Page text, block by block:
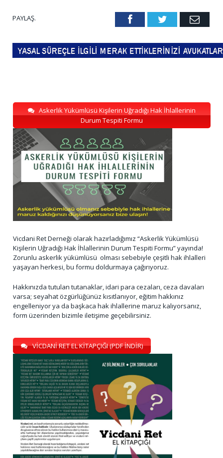
PAYLAŞ. FacebookTwitter Email
Askerlik Yükümlüsü Kişilerin Uğradığı Hak İhlallerinin
Durum Tespiti Formu
Vicdani Ret Derneği olarak hazırladığımız “Askerlik Yükümlüsü
Kişilerin Uğradığı Hak İhlallerinin Durum Tespiti Formu” yayında!
Zorunlu askerlik yükümlüsü olması sebebiyle çeşitli hak ihlalleri
yaşayan herkesi, bu formu doldurmaya çağırıyoruz.
Hakkınızda tutulan tutanaklar, idari para cezaları, ceza davaları
varsa; seyahat özgürlüğünüz kısıtlanıyor, eğitim hakkınız
engelleniyor ya da başkaca hak ihlallerine maruz kalıyorsanız,
form üzerinden bizimle iletişime geçebilirsiniz.
VİCDANİ RET EL KİTAPÇIĞI (PDF İNDİR)